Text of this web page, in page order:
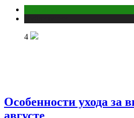
4
Особенности ухода за